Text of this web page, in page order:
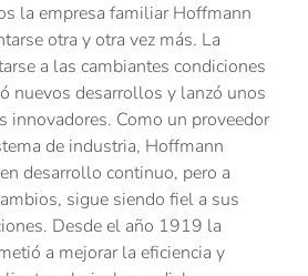
la empresa familiar Hoffmann
otra y otra vez más. La
a las cambiantes condiciones
nuevos desarrollos y lanzó unos
innovadores. Como un proveedor
de industria, Hoffmann
desarrollo continuo, pero a
sigue siendo fiel a sus
Desde el año 1919 la
a mejorar la eficiencia y